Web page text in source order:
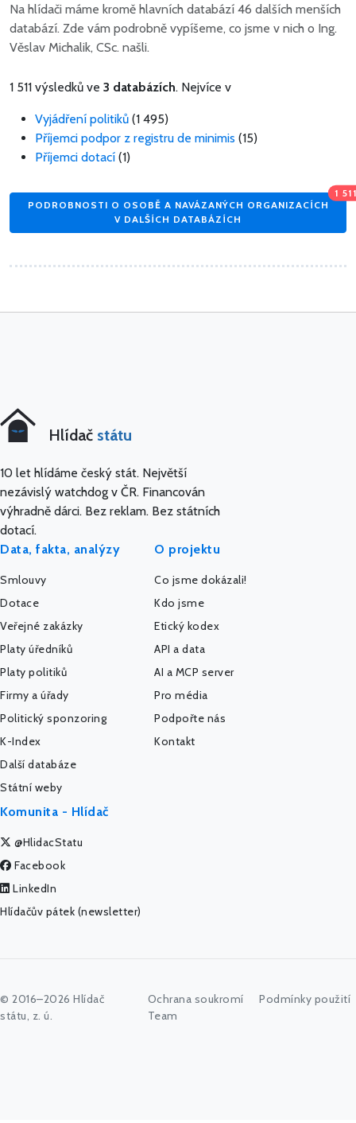
Na hlídači máme kromě hlavních databází 46 dalších menších
databází. Zde vám podrobně vypíšeme, co jsme v nich o Ing.
Věslav Michalik, CSc. našli.
1 511 výsledků ve 3 databázích. Nejvíce v
Vyjádření politiků (1 495)
Příjemci podpor z registru de minimis (15)
Příjemci dotací (1)
PODROBNOSTI O OSOBĚ A NAVÁZANÝCH ORGANIZACÍCH
V DALŠÍCH DATABÁZÍCH
1
Hlídač státu
10 let hlídáme český stát. Největší
nezávislý watchdog v ČR. Financován
výhradně dárci. Bez reklam. Bez státních
dotací.
Data, fakta, analýzy
Smlouvy
Dotace
Veřejné zakázky
Platy úředníků
Platy politiků
Firmy a úřady
Politický sponzoring
K-Index
Další databáze
Státní weby
O projektu
Co jsme dokázali!
Kdo jsme
Etický kodex
API a data
AI a MCP server
Pro média
Podpořte nás
Kontakt
Komunita - Hlídač
@HlidacStatu
Facebook
LinkedIn
Hlídačův pátek (newsletter)
© 2016–2026 Hlídač
státu, z. ú.
Ochrana soukromí
Podmínky použití
Team